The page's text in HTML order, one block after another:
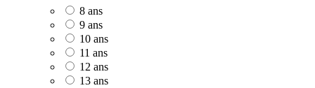
8 ans
9 ans
10 ans
11 ans
12 ans
13 ans